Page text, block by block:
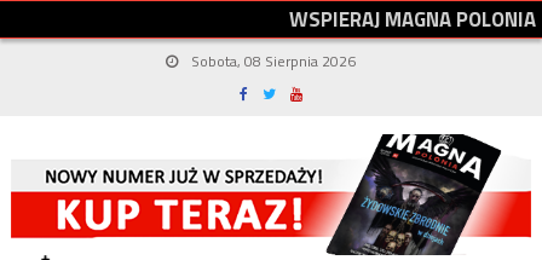
WSPIERAJMAGNAPOLONIA
Sobota, 08 Sierpnia 2026